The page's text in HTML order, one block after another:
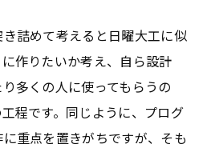
詰めて考えると日曜大工に似
作りたいか考え、自ら設計
多くの人に使ってもらうの
程です。同じように、プログ
重点を置きがちですが、そも